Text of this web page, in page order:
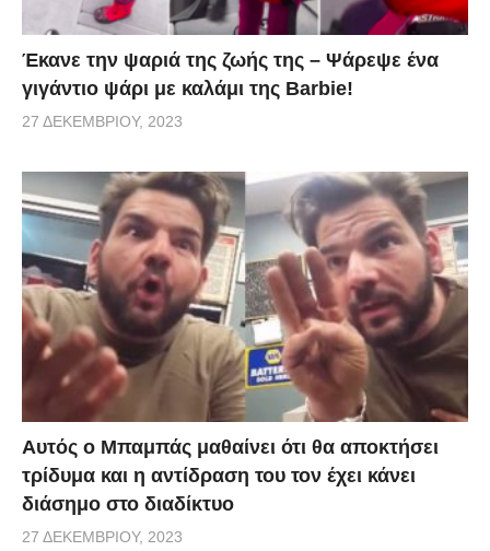
Έκανε την ψαριά της ζωής της – Ψάρεψε ένα
γιγάντιο ψάρι με καλάμι της Barbie!
27 ΔΕΚΕΜΒΡΊΟΥ, 2023
Αυτός ο Μπαμπάς μαθαίνει ότι θα αποκτήσει
τρίδυμα και η αντίδραση του τον έχει κάνει
διάσημο στο διαδίκτυο
27 ΔΕΚΕΜΒΡΊΟΥ, 2023